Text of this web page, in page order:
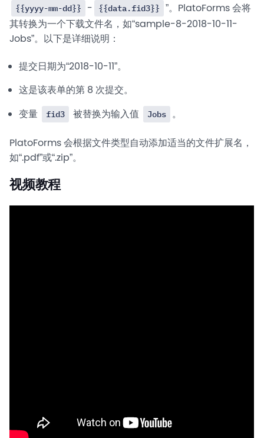
{{yyyy-mm-dd}} - {{data.fid3}}
”。PlatoForms 会将
其转换为一个下载文件名，如“sample-8-2018-10-11-
Jobs”。以下是详细说明：
提交日期为“2018-10-11”。
这是该表单的第 8 次提交。
变量
fid3 被替换为输入值 Jobs 。
PlatoForms 会根据文件类型自动添加适当的文件扩展名，
如“.pdf”或“.zip”。
视频教程